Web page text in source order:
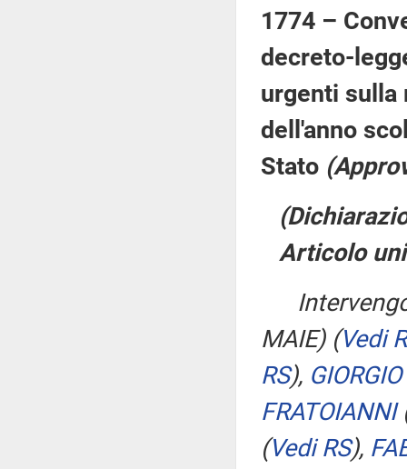
1774 –
decreto-
urgenti sulla
dell'anno
Stato
Articolo
MAIE) (Vedi
RS),
FRATOIANNI
(Vedi RS),